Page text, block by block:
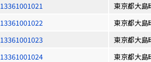
13361001021
東京都大島
13361001022
東京都大島
13361001023
東京都大島
13361001024
東京都大島